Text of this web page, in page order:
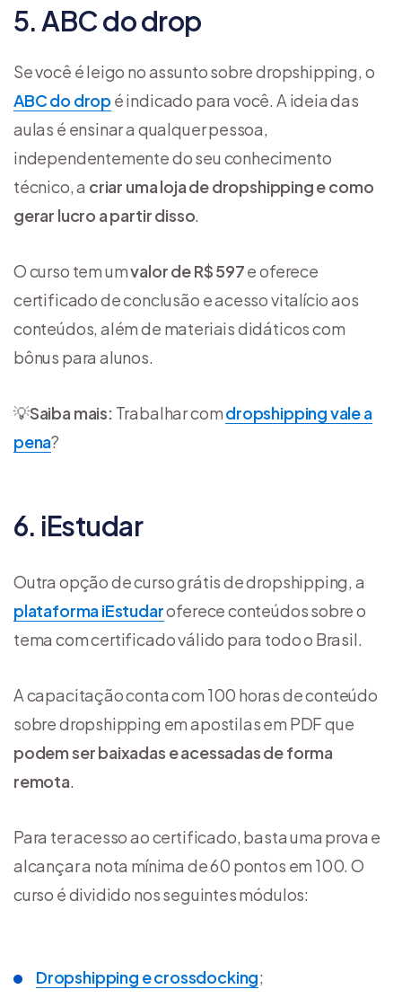
5. ABC do drop
Se você é leigo no assunto sobre dropshipping, o
ABC do drop é indicado para você. A ideia das
aulas é ensinar a qualquer pessoa,
independentemente do seu conhecimento
técnico, a criar uma loja de dropshipping e como
gerar lucro a partir disso.
O curso tem umvalor de R$ 597e oferece
certificado de conclusão e acesso vitalício aos
conteúdos, além de materiais didáticos com
bônus para alunos.
💡Saiba mais: Trabalhar comdropshipping vale a
pena?
6. iEstudar
Outra opção de curso grátis de dropshipping, a
plataforma iEstudaroferece conteúdos sobre o
tema com certificado válido para todo o Brasil.
A capacitação conta com 100 horas de conteúdo
sobre dropshipping em apostilas em PDF que
podem ser baixadas e acessadas de forma
remota.
Para ter acesso ao certificado, basta uma prova e
alcançar a nota mínima de 60 pontos em 100. O
curso é dividido nos seguintes módulos:
Dropshipping e crossdocking;